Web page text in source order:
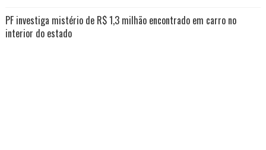
PF investiga mistério de R$ 1,3 milhão encontrado em carro no
interior do estado